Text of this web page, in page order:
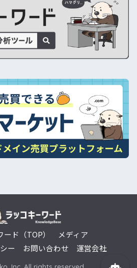
ド（TOP）
メディア
ー
お問い合わせ 運営会社
Inc. All rights reserved.